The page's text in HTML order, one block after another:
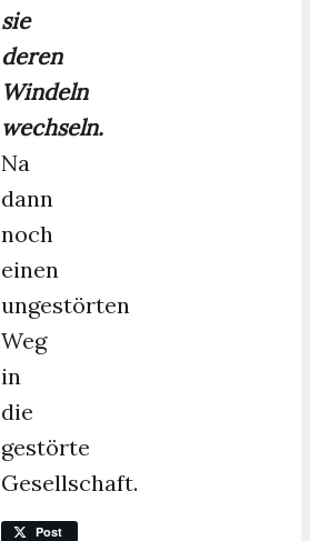
sie
deren
Windeln
wechseln.
Na
dann
noch
einen
ungestörten
Weg
in
die
gestörte
Gesellschaft.
Post